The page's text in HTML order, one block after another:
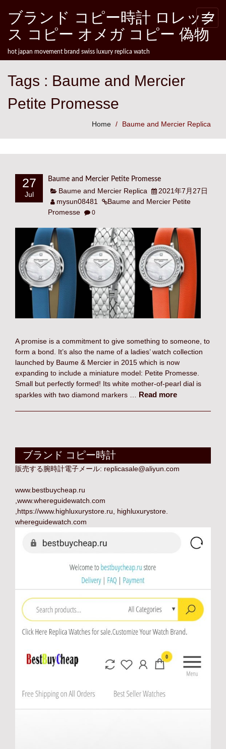
Toggle
ブランド コピー時計 ロレック
ス コピー オメガ コピー 偽物
hot japan movement brand swiss luxury replica watch
Tags : Baume and Mercier
Petite Promesse
Home Baume and Mercier Replica
27
Jul
Baume and Mercier Petite Promesse
Baume and Mercier Replica
2021年7月27日
mysun08481
Baume and Mercier Petite
Promesse
0
A promise is a commitment to give something to someone, to
form a bond. It’s also the name of a ladies’ watch collection
launched by Baume & Mercier in 2015 which is now
expanding to include a miniature model: Petite Promesse.
Small but perfectly formed! Its white mother-of-pearl dial is
sparkles with two diamond markers … Read more
ブランド コピー時計
販売する腕時計電子メール: replicasale@aliyun.com
www.bestbuycheap.ru
,www.whereguidewatch.com
,https://www.highluxurystore.ru, highluxurystore.
whereguidewatch.com